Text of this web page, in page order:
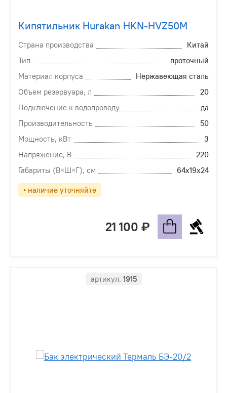
Кипятильник Hurakan HKN-HVZ50M
Страна производства
Китай
Тип
проточный
Материал корпуса
Нержавеющая сталь
Объем резервуара, л
20
Подключение к водопроводу
да
Производительность
50
Мощность, кВт
3
Напряжение, В
220
Габариты (В×Ш×Г), см
64х19х24
• наличие уточняйте
21 100
артикул: 1915